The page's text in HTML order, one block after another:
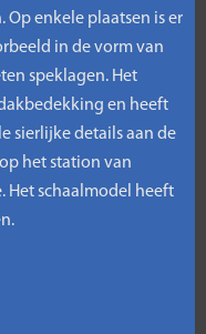
Op enkele plaatsen is er
in de vorm van
speklagen. Het
en heeft
sierlijke details aan de
het station van
Het schaalmodel heeft